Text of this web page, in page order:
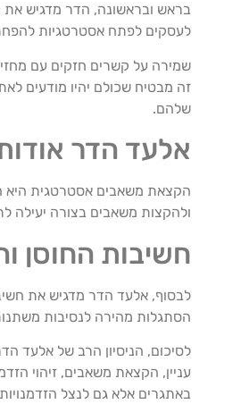
בראש ובראשונה, הדר מדגיש את
לעסקים לפתח אסטרטגיות
שמירה על קשרים חזקים עם
זה מבטיח שכולם יהיו מודעים
שלהם.
אלעד הדר
הקצאת משאבים אסטרטגית היא
ולהקצות משאבים בצורה יעילה
חשיבות החוסן
לבסוף, אלעד הדר מדגיש את
הסתגלות מהירה לנסיבות
לסיכום, הניסיון הרב של אלעד
עניין, הקצאת משאבים, זיהוי
באתגרים אלא גם לנצל